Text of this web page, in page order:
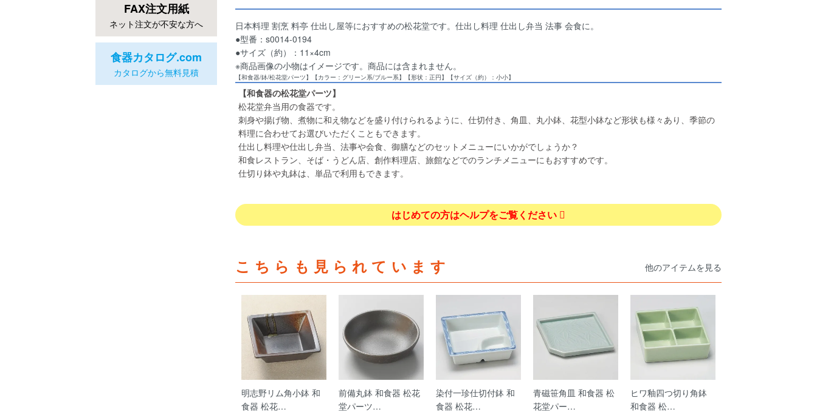
FAX注文用紙
ネット注文が不安な方へ
食器カタログ.com
カタログから無料見積
日本料理 割烹 料亭 仕出し屋等におすすめの松花堂です。仕出し料理 仕出し弁当 法事 会食に。
●型番：s0014-0194
●サイズ（約）：11×4cm
※商品画像の小物はイメージです。商品には含まれません。
【和食器/鉢/松花堂パーツ】【カラー：グリーン系/ブルー系】【形状：正円】【サイズ（約）：小小】
【和食器の松花堂パーツ】
松花堂弁当用の食器です。
刺身や揚げ物、煮物に和え物などを盛り付けられるように、仕切付き、角皿、丸小鉢、花型小鉢など形状も様々あり、季節の
料理に合わせてお選びいただくこともできます。
仕出し料理や仕出し弁当、法事や会食、御膳などのセットメニューにいかがでしょうか？
和食レストラン、そば・うどん店、創作料理店、旅館などでのランチメニューにもおすすめです。
仕切り鉢や丸鉢は、単品で利用もできます。
はじめての方はヘルプをご覧ください
こちらも見られています 他のアイテムを見る
明志野リム角小鉢 和
食器 松花…
前備丸鉢 和食器 松花
堂パーツ…
染付一珍仕切付鉢 和
食器 松花…
青磁笹角皿 和食器 松
花堂パー…
ヒワ釉四つ切り角鉢
和食器 松…